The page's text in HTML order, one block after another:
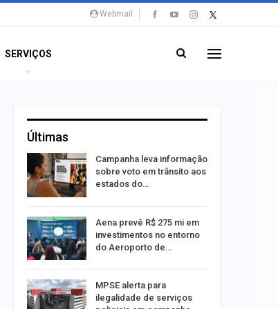
Webmail
SERVIÇOS
Últimas
Campanha leva informação
sobre voto em trânsito aos
estados do…
Aena prevê R$ 275 mi em
investimentos no entorno
do Aeroporto de…
MPSE alerta para
ilegalidade de serviços